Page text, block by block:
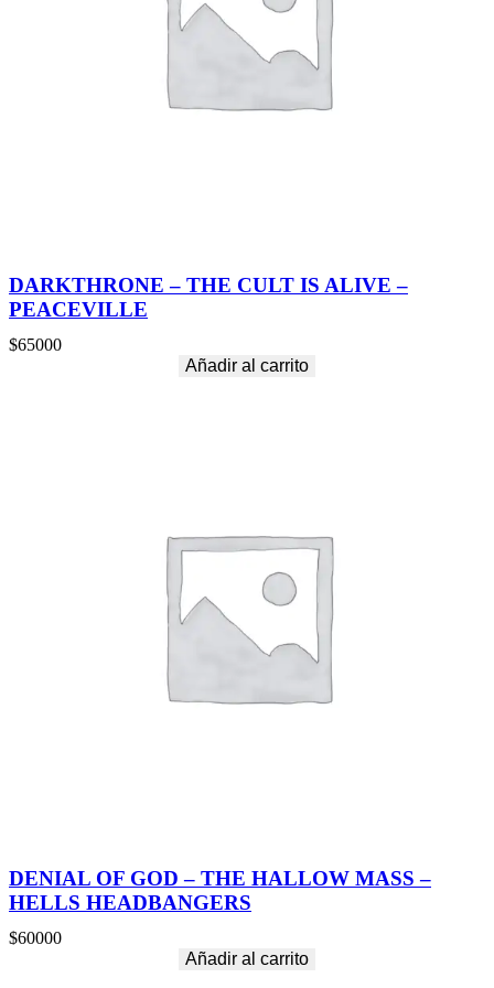
DARKTHRONE – THE CULT IS ALIVE –
PEACEVILLE
$65000
Añadir al carrito
DENIAL OF GOD – THE HALLOW MASS –
HELLS HEADBANGERS
$60000
Añadir al carrito